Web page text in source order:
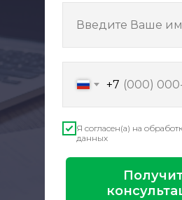
Введите Ваше
+7
Я согласен(а) на
данных